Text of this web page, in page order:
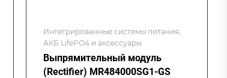
Интегрированные системы питания,
АКБ LifePO4 и аксессуары
Выпрямительный модуль
(Rectifier) MR484000SG1-GS